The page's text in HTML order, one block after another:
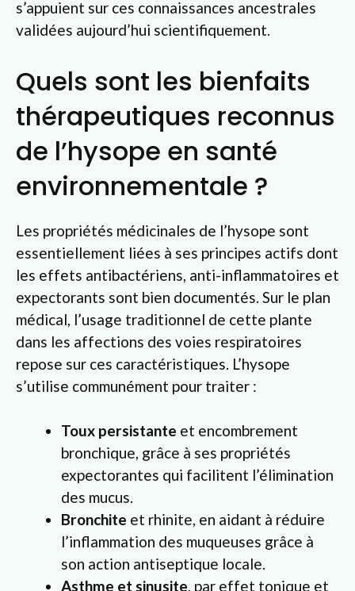
s’appuient sur ces connaissances ancestrales
validées aujourd’hui scientifiquement.
Quels sont les bienfaits
thérapeutiques reconnus
de l’hysope en santé
environnementale ?
Les propriétés médicinales de l’hysope sont
essentiellement liées à ses principes actifs dont
les effets antibactériens, anti-inflammatoires et
expectorants sont bien documentés. Sur le plan
médical, l’usage traditionnel de cette plante
dans les affections des voies respiratoires
repose sur ces caractéristiques. L’hysope
s’utilise communément pour traiter :
Toux persistante et encombrement
bronchique, grâce à ses propriétés
expectorantes qui facilitent l’élimination
des mucus.
Bronchite et rhinite, en aidant à réduire
l’inflammation des muqueuses grâce à
son action antiseptique locale.
Asthme et sinusite, par effet tonique et